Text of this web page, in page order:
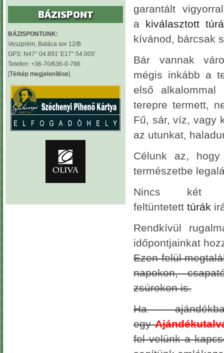
BÁZISPONT
BÁZISPONTUNK:
Veszprém, Baláca sor 12/B
GPS: N47° 04.891' E17° 54.005'
Telefon: +36-70/636-0-786
[Térkép megjelenítése]
garantált
a kiválasztott
kívánod, bárcsak
Bár vannak
mégis inkább a
első
terepre termett,
Fű, sár, víz, vagy
az utunkat,
Célunk az,
természetbe
Nincs két
feltüntetett túrák
Rendkívül
időpontjainkat
Ezen felül
napokon,
zsúrokon is.
Ha
egy
fel velünk a